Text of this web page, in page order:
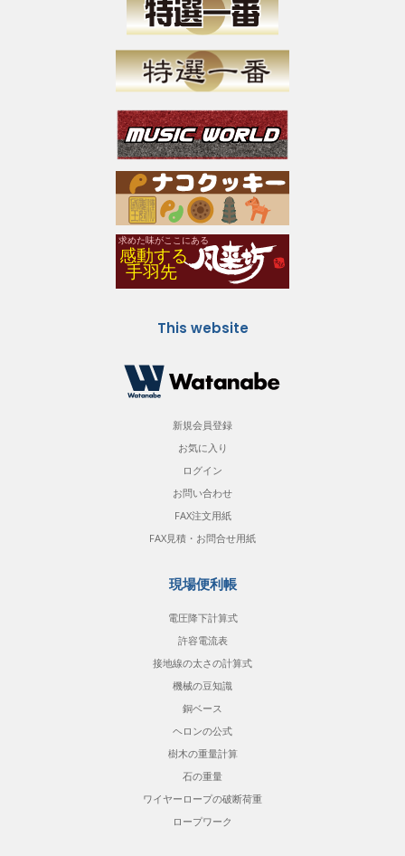
This website
新規会員登録
お気に入り
ログイン
お問い合わせ
FAX注文用紙
FAX見積・お問合せ用紙
現場便利帳
電圧降下計算式
許容電流表
接地線の太さの計算式
機械の豆知識
銅ベース
ヘロンの公式
樹木の重量計算
石の重量
ワイヤーロープの破断荷重
ロープワーク